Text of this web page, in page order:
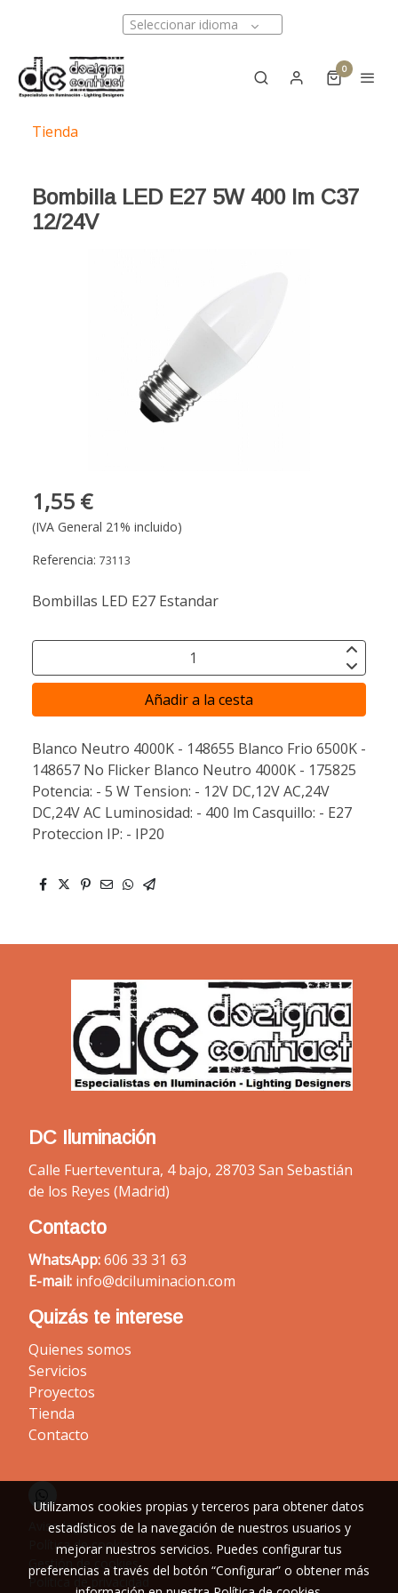
Seleccionar idioma
0
Tienda
Bombilla LED E27 5W 400 lm C37
12/24V
1,55 €
(IVA General 21% incluido)
Referencia: 73113
Bombillas LED E27 Estandar
Añadir a la cesta
Blanco Neutro 4000K - 148655 Blanco Frio 6500K -
148657 No Flicker Blanco Neutro 4000K - 175825
Potencia: - 5 W Tension: - 12V DC,12V AC,24V
DC,24V AC Luminosidad: - 400 lm Casquillo: - E27
Proteccion IP: - IP20
DC Iluminación
Calle Fuerteventura, 4 bajo, 28703 San Sebastián
de los Reyes (Madrid)
Contacto
WhatsApp:606 33 31 63
E-mail: info@dciluminacion.com
Quizás te interese
Quienes somos
Servicios
Proyectos
Tienda
Contacto
Aviso legal
Política de cookies
Gestión de cookies
Política de privacidad
Utilizamos cookies propias y terceros para obtener datos
estadísticos de la navegación de nuestros usuarios y
mejorar nuestros servicios. Puedes configurar tus
preferencias a través del botón “Configurar” o obtener más